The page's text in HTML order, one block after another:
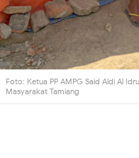
Foto: Ketua PP AMPG Said Aldi Al
Masyarakat Tamiang